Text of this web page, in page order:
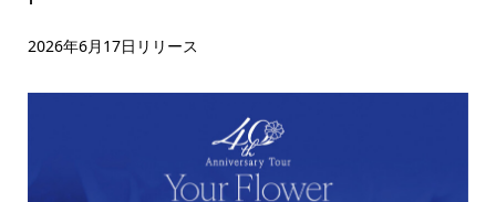
2026年6月17日リリース